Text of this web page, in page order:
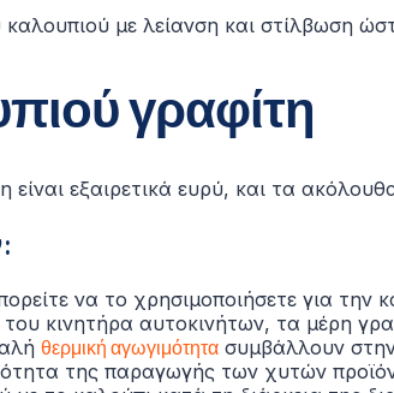
καλουπιού με λείανση και στίλβωση
γραφίτη
εξαιρετικά ευρύ, και τα
να το χρησιμοποιήσετε για
κινητήρα αυτοκινήτων, τα μέρη
θερμική αγωγιμότητα συμβάλλουν
της παραγωγής των χυτών